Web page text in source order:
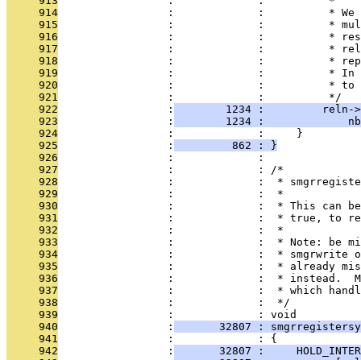
     914
:             :          *
     915
:             :          *
     916
:             :          *
     917
:             :          *
     918
:             :          *
     919
:             :          *
     920
:             :          *
     921
                 :             :          */
     922
                 :
1234 :         reln-
     923
                 :
1234 :
     924
                 :             :     }
     925
                 :
         862 : }
     926
                 :             :
     927
                 :             : /*
     928
:             :  *
     929
                 :             :  *
     930
:             :  * This can
     931
:             :  * true, to
     932
                 :             :  *
     933
:             :  * Note: be
     934
:             :  * smgrwrite
     935
:             :  * already
     936
:             :  * instead.
     937
:             :  * which
     938
                 :             :  */
     939
                 :             : void
     940
                 :
32807 :
     941
                 :             : {
     942
                 :
32807 :